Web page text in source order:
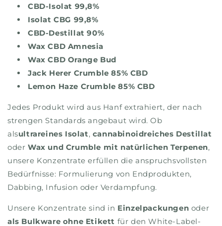
CBD-Isolat 99,8%
Isolat CBG 99,8%
CBD-Destillat 90%
Wax CBD Amnesia
Wax CBD Orange Bud
Jack Herer Crumble 85% CBD
Lemon Haze Crumble 85% CBD
Jedes Produkt wird aus Hanf extrahiert, der nach
strengen Standards angebaut wird. Ob
alsultrareines Isolat, cannabinoidreiches Destillat
oder Wax und Crumble mit natürlichen Terpenen,
unsere Konzentrate erfüllen die anspruchsvollsten
Bedürfnisse: Formulierung von Endprodukten,
Dabbing, Infusion oder Verdampfung.
Unsere Konzentrate sind in Einzelpackungen oder
als Bulkware ohne Etikett für den White-Label-